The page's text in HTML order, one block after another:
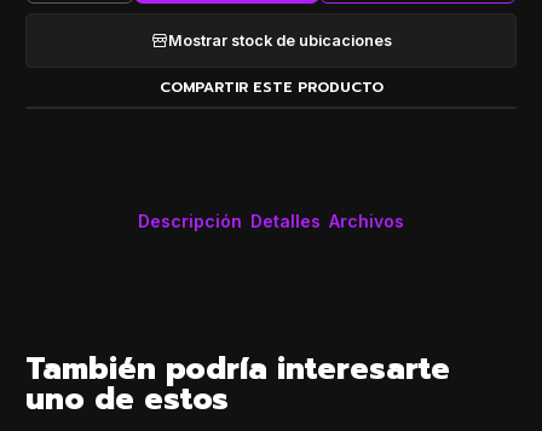
Mostrar stock de ubicaciones
COMPARTIR ESTE PRODUCTO
Descripción Detalles Archivos
También podría interesarte
uno de estos